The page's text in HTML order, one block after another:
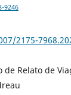
9246
2175-
de Relato de